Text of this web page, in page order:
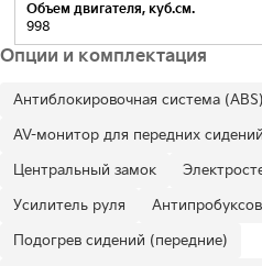
Объем двигателя, куб.см.
998
Опции и комплектация
Антиблокировочная система (ABS)
AV-монитор для передних сидений
Центральный замок
Усилитель руля
Подогрев сидений (передние)